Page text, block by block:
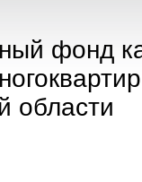
фонд
области